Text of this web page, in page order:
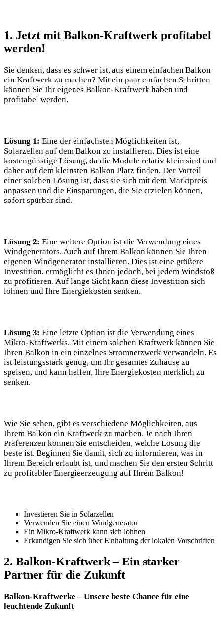
1. Jetzt mit Balkon-Kraftwerk profitabel
werden!
Sie denken, dass es schwer ist, aus einem einfachen Balkon
ein Kraftwerk zu machen? Mit ein paar einfachen Schritten
können Sie Ihr eigenes Balkon-Kraftwerk haben und
profitabel werden.
Lösung 1: Eine der einfachsten Möglichkeiten ist,
Solarzellen auf dem Balkon zu installieren. Dies ist eine
kostengünstige Lösung, da die Module relativ klein sind und
daher auf dem kleinsten Balkon Platz finden. Der Vorteil
einer solchen Lösung ist, dass sie sich mit dem Marktpreis
anpassen und die Einsparungen, die Sie erzielen können,
sofort spürbar sind.
Lösung 2: Eine weitere Option ist die Verwendung eines
Windgenerators. Auch auf Ihrem Balkon können Sie Ihren
eigenen Windgenerator installieren. Dies ist eine größere
Investition, ermöglicht es Ihnen jedoch, bei jedem Windstoß
zu profitieren. Auf lange Sicht kann diese Investition sich
lohnen und Ihre Energiekosten senken.
Lösung 3: Eine letzte Option ist die Verwendung eines
Mikro-Kraftwerks. Mit einem solchen Kraftwerk können Sie
Ihren Balkon in ein einzelnes Stromnetzwerk verwandeln. Es
ist leistungsstark genug, um Ihr gesamtes Zuhause zu
speisen, und kann helfen, Ihre Energiekosten merklich zu
senken.
Wie Sie sehen, gibt es verschiedene Möglichkeiten, aus
Ihrem Balkon ein Kraftwerk zu machen. Je nach Ihren
Präferenzen können Sie entscheiden, welche Lösung die
beste ist. Beginnen Sie damit, sich zu informieren, was in
Ihrem Bereich erlaubt ist, und machen Sie den ersten Schritt
zu profitabler Energieerzeugung auf Ihrem Balkon!
Investieren Sie in Solarzellen
Verwenden Sie einen Windgenerator
Ein Mikro-Kraftwerk kann sich lohnen
Erkundigen Sie sich über Einhaltung der lokalen Vorschriften
2. Balkon-Kraftwerk – Ein starker
Partner für die Zukunft
Balkon-Kraftwerke – Unsere beste Chance für eine
leuchtende Zukunft